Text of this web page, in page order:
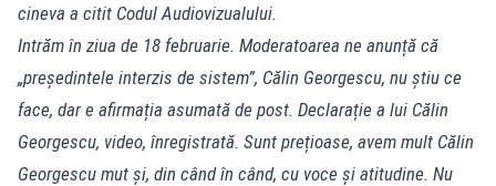
cineva a citit Codul Audiovizualului.
Intrăm în ziua de 18 februarie. Moderatoarea ne anunță că
„președintele interzis de sistem”, Călin Georgescu, nu știu ce
face, dar e afirmația asumată de post. Declarație a lui Călin
Georgescu, video, înregistrată. Sunt prețioase, avem mult Călin
Georgescu mut și, din când în când, cu voce și atitudine. Nu